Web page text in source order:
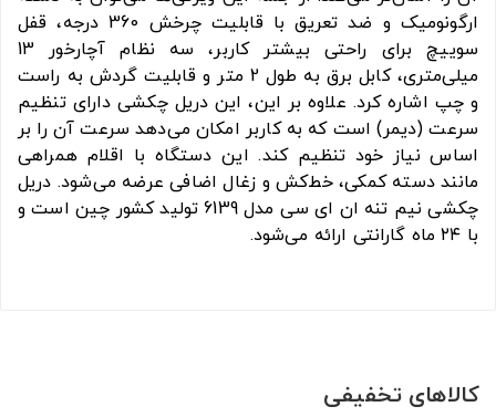
ارگونومیک و ضد تعریق با قابلیت چرخش 360 درجه، قفل
سوییچ برای راحتی بیشتر کاربر، سه نظام آچارخور 13
میلی‌متری، کابل برق به طول 2 متر و قابلیت گردش به راست
و چپ اشاره کرد. علاوه بر این، این دریل چکشی دارای تنظیم
سرعت (دیمر) است که به کاربر امکان می‌دهد سرعت آن را بر
اساس نیاز خود تنظیم کند. این دستگاه با اقلام همراهی
مانند دسته کمکی، خط‌کش و زغال اضافی عرضه می‌شود. دریل
چکشی نیم تنه ان ای سی مدل 6139 تولید کشور چین است و
با ۲۴ ماه گارانتی ارائه می‌شود.
کالاهای تخفیفی